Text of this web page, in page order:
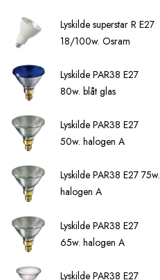
Lyskilde superstar R E27
18/100w. Osram
Lyskilde PAR38 E27
80w. blåt glas
Lyskilde PAR38 E27
50w. halogen A
Lyskilde PAR38 E27 75w.
halogen A
Lyskilde PAR38 E27
65w. halogen A
Lyskilde PAR38 E27